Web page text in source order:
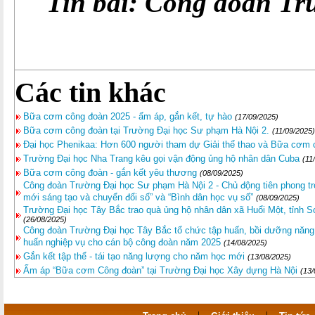
Các tin khác
Bữa cơm công đoàn 2025 - ấm áp, gắn kết, tự hào (17/09/2025)
Bữa cơm công đoàn tại Trường Đại học Sư phạm Hà Nội 2. (11/09/2025)
Đại học Phenikaa: Hơn 600 người tham dự Giải thể thao và Bữa cơm
Trường Đại học Nha Trang kêu gọi vận động ủng hộ nhân dân Cuba
Bữa cơm công đoàn - gắn kết yêu thương (08/09/2025)
Công đoàn Trường Đại học Sư phạm Hà Nội 2 - Chủ động tiên phong
mới sáng tạo và chuyển đổi số” và “Bình dân học vụ số” (08/09/2025)
Trường Đại học Tây Bắc trao quà ủng hộ nhân dân xã Huổi Một, tỉnh
(26/08/2025)
Công đoàn Trường Đại học Tây Bắc tổ chức tập huấn, bồi dưỡng
huấn nghiệp vụ cho cán bộ công đoàn năm 2025 (14/08/2025)
Gắn kết tập thể - tái tạo năng lượng cho năm học mới (13/08/2025)
Ấm áp “Bữa cơm Công đoàn” tại Trường Đại học Xây dựng Hà Nội (13/